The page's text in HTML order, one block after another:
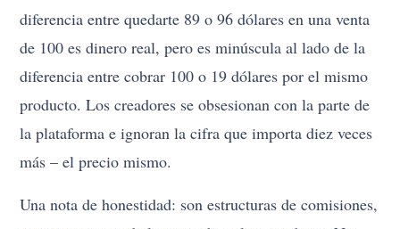
diferencia entre quedarte 89 o 96 dólares en una venta
de 100 es dinero real, pero es minúscula al lado de la
diferencia entre cobrar 100 o 19 dólares por el mismo
producto. Los creadores se obsesionan con la parte de
la plataforma e ignoran la cifra que importa diez veces
más – el precio mismo.
Una nota de honestidad: son estructuras de comisiones,